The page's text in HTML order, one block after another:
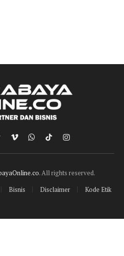
VimeoWhatsApp
TikTokInstagram
. All rights reserved.
Bisnis Disclaimer Kode Etik